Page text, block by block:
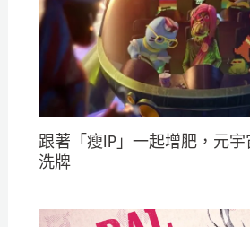
跟著「瘦IP」一起增肥，元
洗牌